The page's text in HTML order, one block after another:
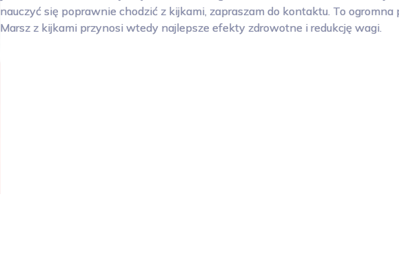
nauczyć się poprawnie chodzić z kijkami, zapraszam do kontaktu. To ogromna
Marsz z kijkami przynosi wtedy najlepsze efekty zdrowotne i redukcję wagi.